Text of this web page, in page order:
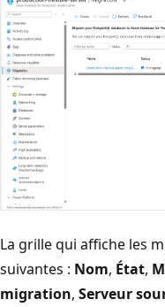
La grille qui affiche les
suivantes : Nom, État,
migration, Serveur